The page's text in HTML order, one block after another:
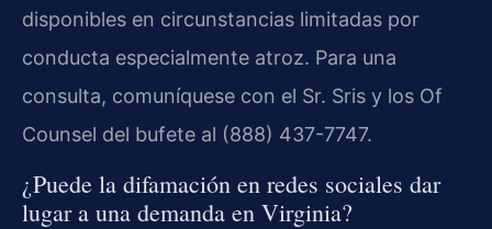
disponibles en circunstancias limitadas por
conducta especialmente atroz. Para una
consulta, comuníquese con el Sr. Sris y los Of
Counsel del bufete al (888) 437-7747.
¿Puede la difamación en redes sociales dar
lugar a una demanda en Virginia?